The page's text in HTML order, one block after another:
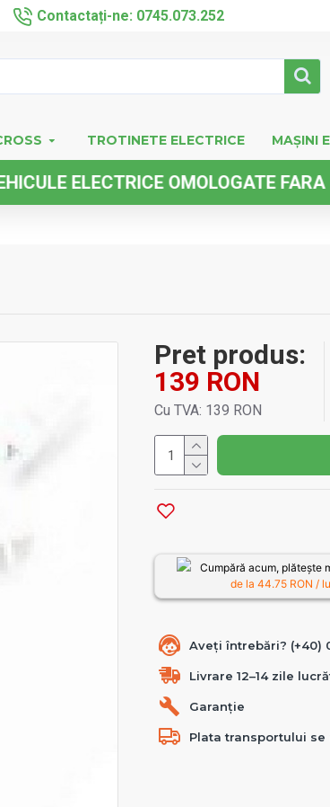
Contactați-ne: 0745.073.252
TROTINETE ELECTRICE MAȘINI
ELECTRICE OMOLOGATE FARA
Pret produs:
139 RON
Cu TVA: 139 RON
Cumpără acum, plătește
de la 44.75 RON /
Aveți întrebări? (+40)
Livrare 12–14 zile
Garanție
Plata transportului